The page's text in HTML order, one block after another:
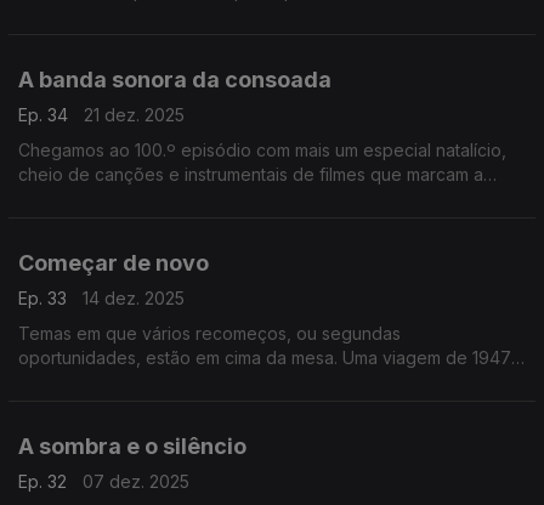
A banda sonora da consoada
Ep. 34
21 dez. 2025
Chegamos ao 100.º episódio com mais um especial natalício,
cheio de canções e instrumentais de filmes que marcam a
Começar de novo
Ep. 33
14 dez. 2025
Temas em que vários recomeços, ou segundas
oportunidades, estão em cima da mesa. Uma viagem de 1947 a
A sombra e o silêncio
Ep. 32
07 dez. 2025